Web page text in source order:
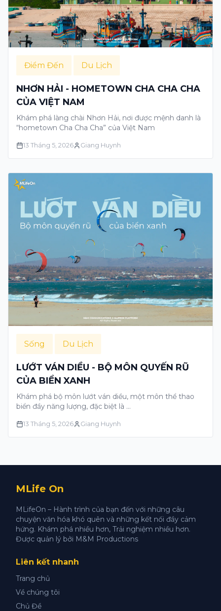
Điểm Đến Du Lịch
NHƠN HẢI - HOMETOWN CHA CHA CHA
CỦA VIỆT NAM
Khám phá làng chài Nhơn Hải, nơi được mệnh danh là
“hometown Cha Cha Cha” của Việt Nam
13 Tháng 5, 2026 Giang Huynh
Sống Du Lịch
LƯỚT VÁN DIỀU - BỘ MÔN QUYẾN RŨ
CỦA BIỂN XANH
Khám phá bộ môn lướt ván diều, một môn thể thao
biển đầy năng lượng, đặc biệt là …
13 Tháng 5, 2026 Giang Huynh
MLife On
MLifeOn – Hành trình của bạn đến với những câu
chuyện văn hóa khó quên và những kết nối đầy cảm
hứng. Khám phá nhiều hơn, Trải nghiệm nhiều hơn.
Được quản lý bởi M&M Productions
Liên kết nhanh
Trang chủ
Về chúng tôi
Chủ Đề